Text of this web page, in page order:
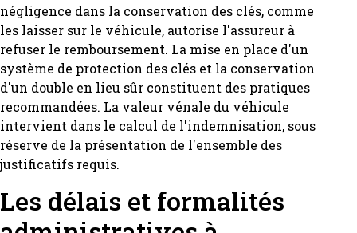
négligence dans la conservation des clés, comme
les laisser sur le véhicule, autorise l'assureur à
refuser le remboursement. La mise en place d'un
système de protection des clés et la conservation
d'un double en lieu sûr constituent des pratiques
recommandées. La valeur vénale du véhicule
intervient dans le calcul de l'indemnisation, sous
réserve de la présentation de l'ensemble des
justificatifs requis.
Les délais et formalités